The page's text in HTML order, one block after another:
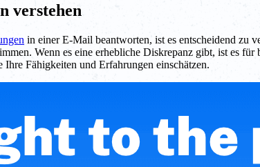
verstehen
in einer E-Mail beantworten, ist es entscheidend zu
Wenn es eine erhebliche Diskrepanz gibt, ist es
Fähigkeiten und Erfahrungen einschätzen.